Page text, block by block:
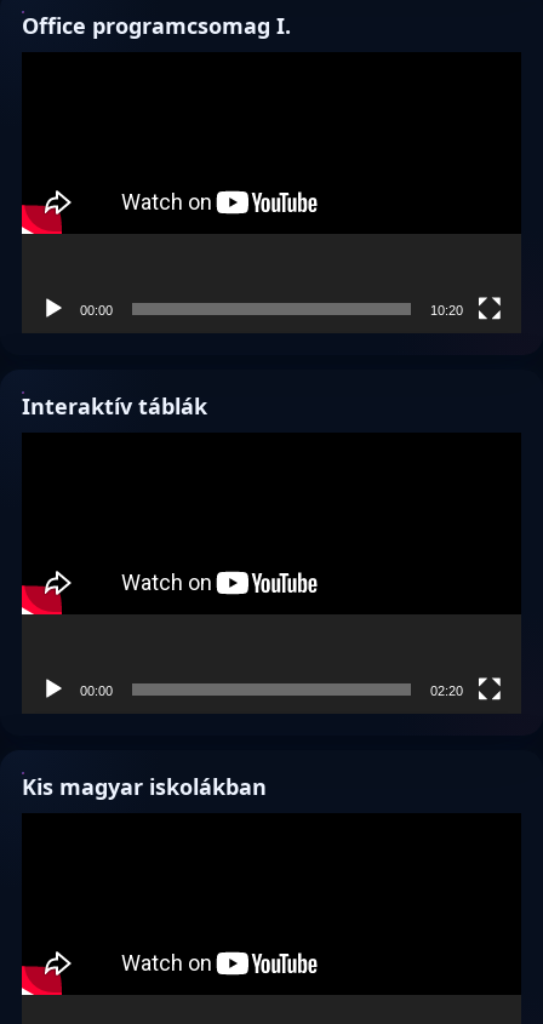
Office programcsomag I.
00:00 10:20
Interaktív táblák
00:00 02:20
Kis magyar iskolákban